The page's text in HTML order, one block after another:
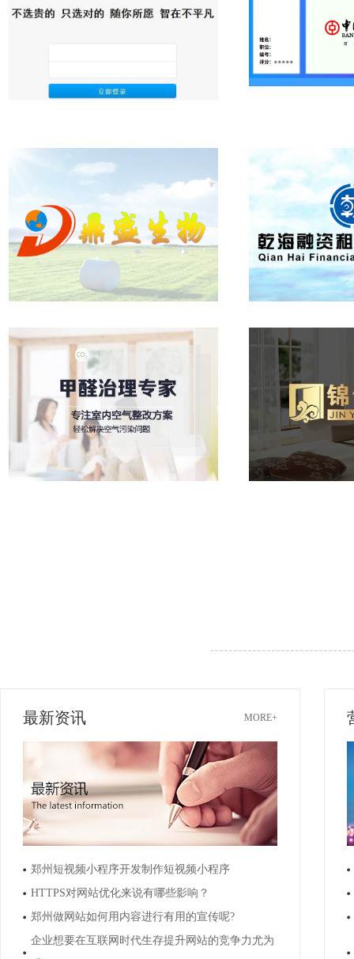
不平凡协同办公系统软件 评
鼎盛生物
最新资讯 MORE+
郑州短视频小程序开发制作短视频小程序
HTTPS对网站优化来说有哪些影响？
郑州做网站如何用内容进行有用的宣传呢?
企业想要在互联网时代生存提升网站的竞争力尤为